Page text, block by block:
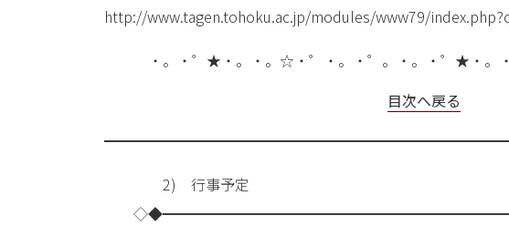
http://www.tagen.tohoku.ac.jp/modules/www79/
・。・゜★・。・。☆・゜・。・゜。・。・゜★・。
目次へ戻る
2) 行事予定